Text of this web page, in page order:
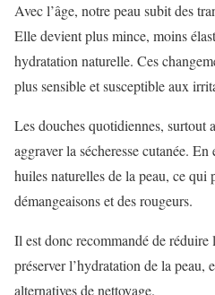
Avec l’âge, notre peau subit des
Elle devient plus mince, moins
hydratation naturelle. Ces
plus sensible et susceptible aux
Les douches quotidiennes, surtout
aggraver la sécheresse cutanée.
huiles naturelles de la peau, ce qui
démangeaisons et des rougeurs.
Il est donc recommandé de
préserver l’hydratation de la peau,
alternatives de nettoyage.